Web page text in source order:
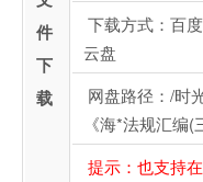
件
下
载
下载方式：百
云盘
网盘路径：/时
《海*法规汇编
提示：也支持